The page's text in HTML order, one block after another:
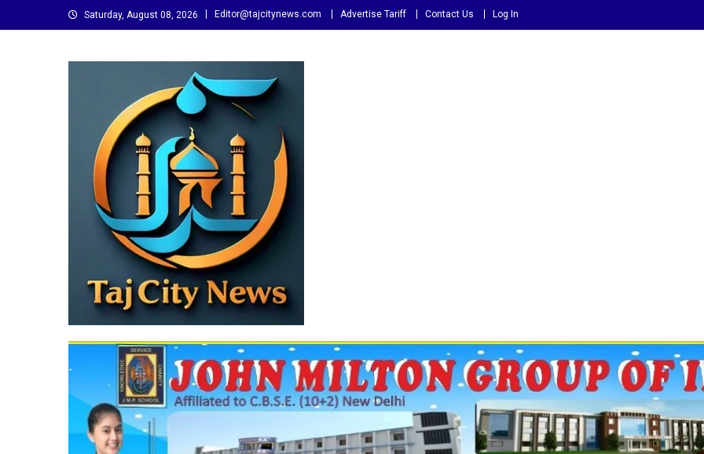
to
Saturday, August 08, 2026 Editor@tajcitynews.com Advertise Tariff Contact Us Log In
Taj City News